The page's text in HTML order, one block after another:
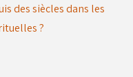
des siècles dans les
?